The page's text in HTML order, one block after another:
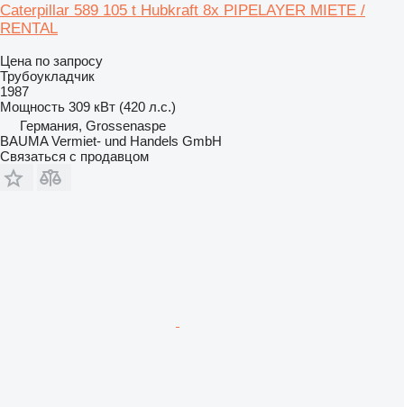
Caterpillar 589 105 t Hubkraft 8x PIPELAYER MIETE /
RENTAL
Цена по запросу
Трубоукладчик
1987
Мощность 309 кВт (420 л.с.)
Германия, Grossenaspe
BAUMA Vermiet- und Handels GmbH
Связаться с продавцом